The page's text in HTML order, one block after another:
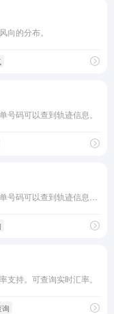
向的分布。
号码可以查到轨迹信息。
持。可查询实时汇率。